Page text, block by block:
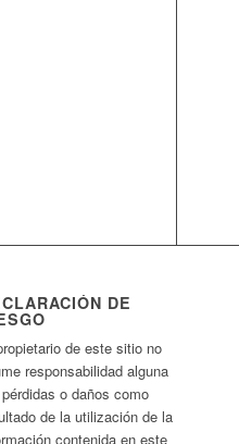
DE
de este sitio no
responsabilidad alguna
o daños como
de la utilización de la
contenida en este